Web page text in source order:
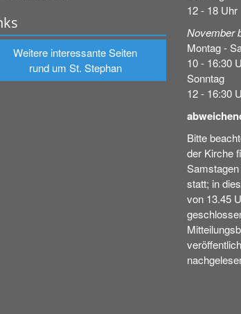
Weitere interessante Seiten
rund um St. Stephan
12 - 18 Uhr
November
Montag -
10 - 16:30
Sonntag
12 - 16:30
Bitte
der Kirche
statt; in
von 13.45